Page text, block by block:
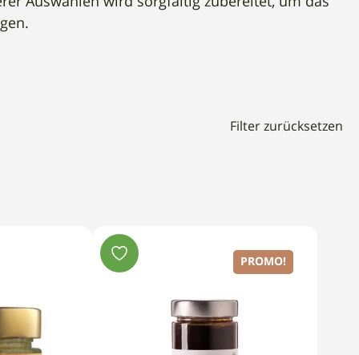
Filter zurücksetzen
PROMO!